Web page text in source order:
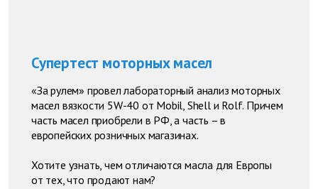
Супертест моторных масел
«За рулем» провел лабораторный анализ моторных
масел вязкости 5W-40 от Mobil, Shell и Rolf. Причем
часть масел приобрели в РФ, а часть – в
европейских розничных магазинах.
Хотите узнать, чем отличаются масла для Европы
от тех, что продают нам?